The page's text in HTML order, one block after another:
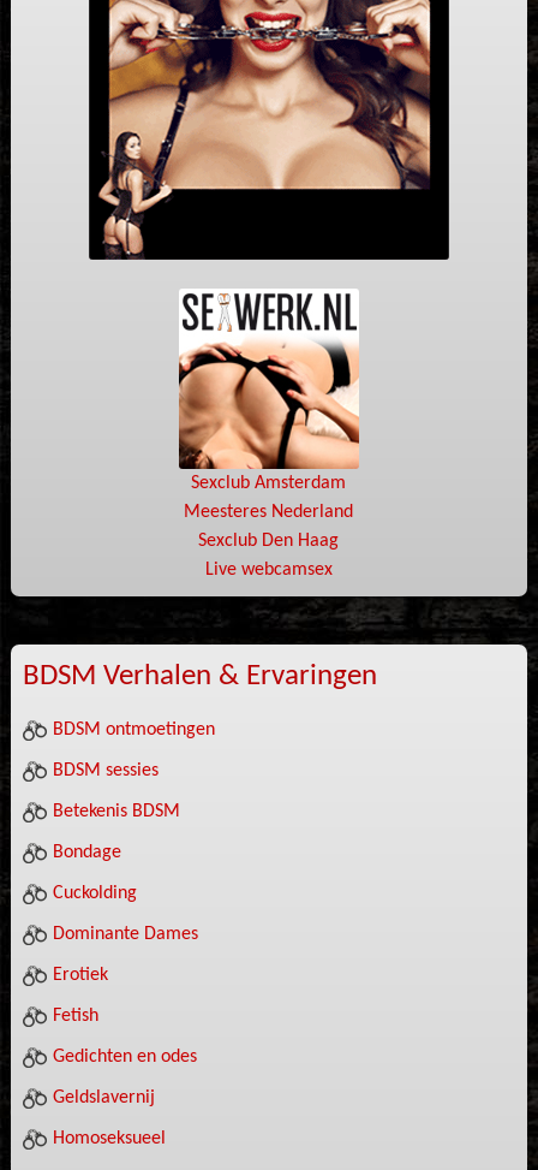
Sexclub Amsterdam
Meesteres Nederland
Sexclub Den Haag
Live webcamsex
BDSM Verhalen & Ervaringen
BDSM ontmoetingen
BDSM sessies
Betekenis BDSM
Bondage
Cuckolding
Dominante Dames
Erotiek
Fetish
Gedichten en odes
Geldslavernij
Homoseksueel